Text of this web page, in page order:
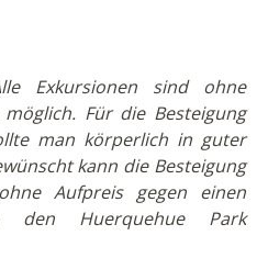
Exkursionen sind ohne
Für die Besteigung
man körperlich in guter
kann die Besteigung
Aufpreis gegen einen
den Huerquehue Park